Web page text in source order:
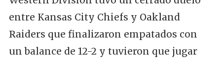
entre Kansas City Chiefs y Oakland
Raiders que finalizaron empatados con
un balance de 12-2 y tuvieron que jugar